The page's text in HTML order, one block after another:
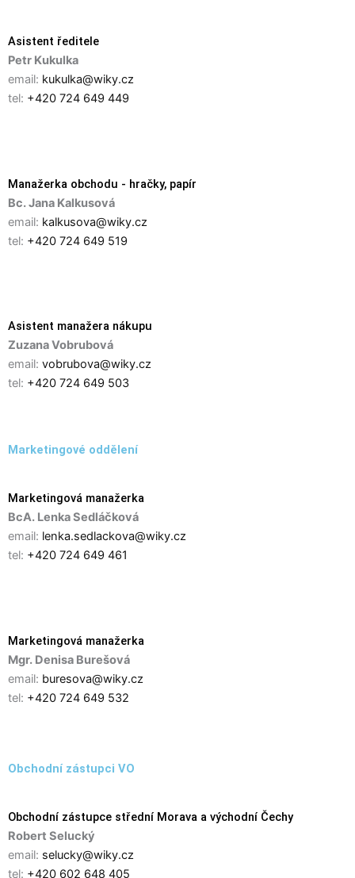
Asistent ředitele
Petr Kukulka
email: kukulka@wiky.cz
tel: +420 724 649 449
Manažerka obchodu - hračky, papír
Bc. Jana Kalkusová
email: kalkusova@wiky.cz
tel: +420 724 649 519
Asistent manažera nákupu
Zuzana Vobrubová
email: vobrubova@wiky.cz
tel: +420 724 649 503
Marketingové oddělení
Marketingová manažerka
BcA. Lenka Sedláčková
email: lenka.sedlackova@wiky.cz
tel: +420 724 649 461
Marketingová manažerka​
Mgr. Denisa Burešová
email: buresova@wiky.cz
tel: +420 724 649 532
Obchodní zástupci VO
Obchodní zástupce střední Morava a východní Čechy
Robert Selucký
email: selucky@wiky.cz
tel: +420 602 648 405